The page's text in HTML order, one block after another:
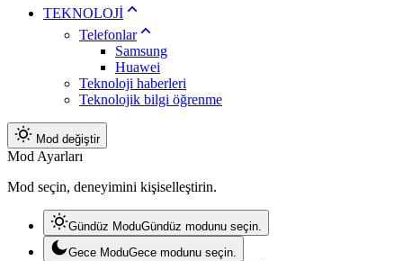
TEKNOLOJİ
Telefonlar
Samsung
Huawei
Teknoloji haberleri
Teknolojik bilgi öğrenme
Mod değiştir
Mod Ayarları
Mod seçin, deneyimini kişiselleştirin.
Gündüz ModuGündüz modunu seçin.
Gece ModuGece modunu seçin.